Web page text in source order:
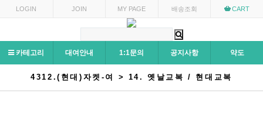
LOGIN JOIN MY PAGE 배송조회 CART
카테고리 대여안내 1:1문의 공지사항 약도
4312.(현대)자켓-여 > 14. 옛날교복 / 현대교복